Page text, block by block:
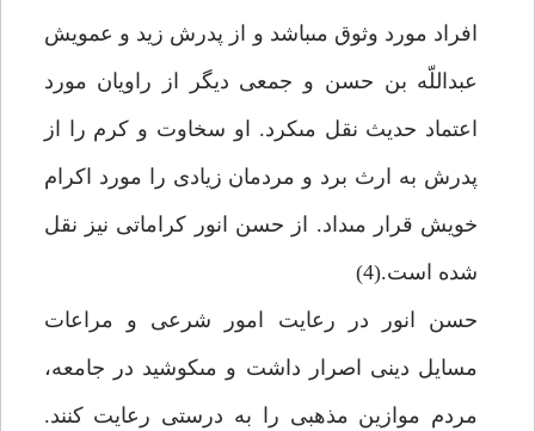
افراد مورد وثوق مى‏باشد و از پدرش زيد و عمويش
عبداللّه بن حسن و جمعى ديگر از راويان مورد
اعتماد حديث نقل مى‏كرد. او سخاوت و كرم را از
پدرش به ارث برد و مردمان زيادى را مورد اكرام
خويش قرار مى‏داد. از حسن انور كراماتى نيز نقل
شده است.(4)
حسن انور در رعايت امور شرعى و مراعات
مسايل دينى اصرار داشت و مى‏كوشيد در جامعه،
مردم موازين مذهبى را به درستى رعايت كنند.